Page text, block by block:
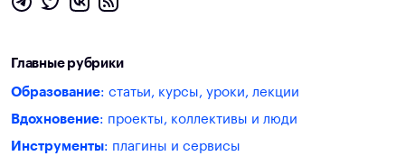
Главные рубрики
Образование: статьи, курсы, уроки, лекции
Вдохновение: проекты, коллективы и люди
Инструменты: плагины и сервисы